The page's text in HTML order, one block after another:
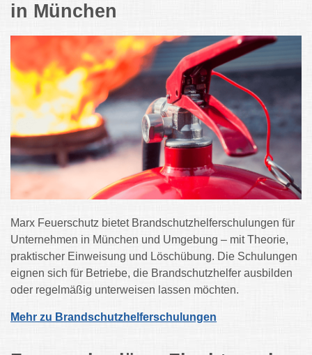
in München
Marx Feuerschutz bietet Brandschutzhelferschulungen für
Unternehmen in München und Umgebung – mit Theorie,
praktischer Einweisung und Löschübung. Die Schulungen
eignen sich für Betriebe, die Brandschutzhelfer ausbilden
oder regelmäßig unterweisen lassen möchten.
Mehr zu Brandschutzhelferschulungen